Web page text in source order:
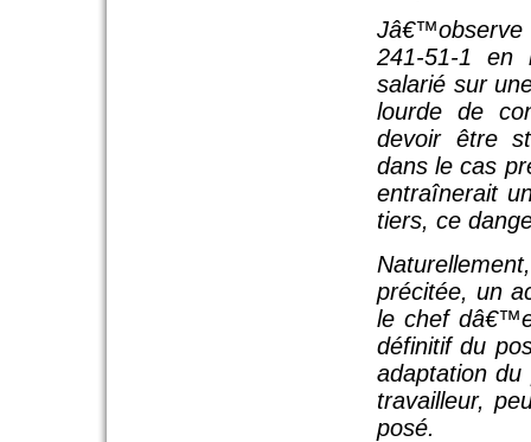
241-51-1 en
salarié sur
lourde de
devoir être
dans le cas
entraînerait
tiers, ce
précitée, un
le chef
définitif du
adaptation
travailleur,
posé.